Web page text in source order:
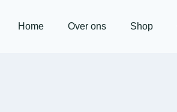
Home Over ons Shop